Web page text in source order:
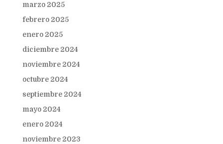
marzo 2025
febrero 2025
enero 2025
diciembre 2024
noviembre 2024
octubre 2024
septiembre 2024
mayo 2024
enero 2024
noviembre 2023